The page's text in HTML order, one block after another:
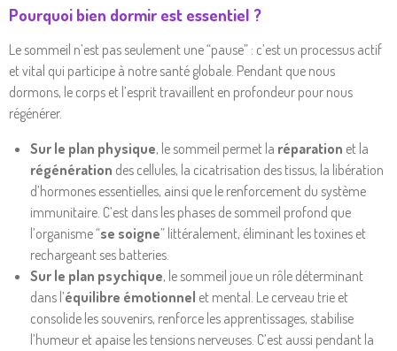
Pourquoi bien dormir est essentiel ?
Le sommeil n’est pas seulement une “pause” : c’est un processus actif
et vital qui participe à notre santé globale. Pendant que nous
dormons, le corps et l’esprit travaillent en profondeur pour nous
régénérer.
Sur le plan physique, le sommeil permet la réparation et la
régénération des cellules, la cicatrisation des tissus, la libération
d’hormones essentielles, ainsi que le renforcement du système
immunitaire. C’est dans les phases de sommeil profond que
l’organisme “se soigne” littéralement, éliminant les toxines et
rechargeant ses batteries.
Sur le plan psychique, le sommeil joue un rôle déterminant
dans l’équilibre émotionnel et mental. Le cerveau trie et
consolide les souvenirs, renforce les apprentissages, stabilise
l’humeur et apaise les tensions nerveuses. C’est aussi pendant la